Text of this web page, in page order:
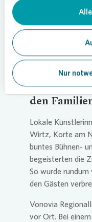
Nur
Vereine
Anwohnerinnen
schaffen. Ich bin
den
Lokale
Wirtz, Korte am
buntes Bühnen-
begeisterten die
So wurde
den Gästen
Vonovia
vor Ort. Bei